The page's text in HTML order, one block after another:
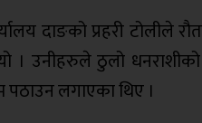
दाङको प्रहरी टोलीले
। उनीहरुले ठुलो
लगाएका थिए ।